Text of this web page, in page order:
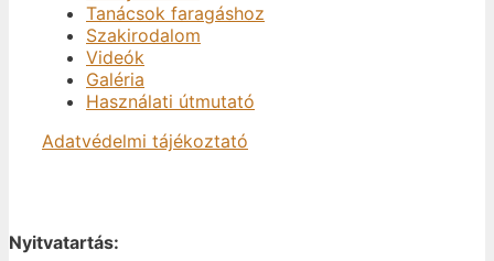
Tanácsok faragáshoz
Szakirodalom
Videók
Galéria
Használati útmutató
Adatvédelmi tájékoztató
Nyitvatartás: